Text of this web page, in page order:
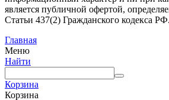
является публичной офертой,
Статьи 437(2) Гражданского кодекса РФ.
Главная
Меню
Найти
Корзина
Корзина